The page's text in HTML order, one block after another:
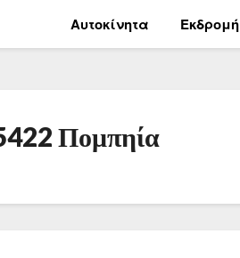
Αυτοκίνητα Εκδρομή
Πομπηία